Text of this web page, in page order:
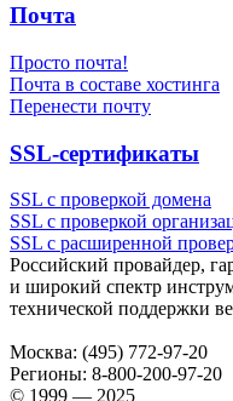
Почта
Просто почта!
Почта в составе хостинга
Перенести почту
SSL-сертификаты
SSL с проверкой домена
SSL с проверкой
SSL с расширенной
Российский провайдер,
и широкий спектр
технической поддержки
Москва: (495) 772-97-20
Регионы: 8-800-200-97-20
© 1999 — 2025